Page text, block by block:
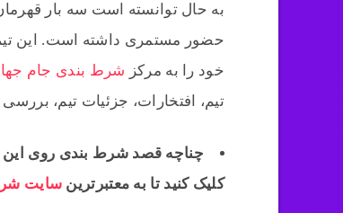
به حال توانسته است سه بار
خود را به مرکز شرط بندی جام
تیم، افتخارات، جزئیات تیم،
چناچه قصد شرط بندی روی این
کلیک کنید تا به معتبرترین سایت